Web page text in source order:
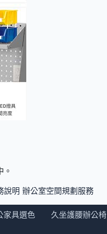
說明 辦公室空間規劃服務
家具選色
久坐護腰辦公椅